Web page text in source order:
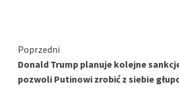
Kontynuuj
czytanie
Poprzedni
Donald Trump planuje kolejne
pozwoli Putinowi zrobić z siebie